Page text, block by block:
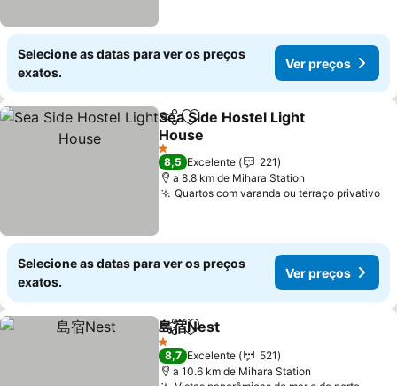
Selecione as datas para ver os preços
exatos.
Ver preços
PartilharAdicionar aos favoritos
Sea Side Hostel Light
House
Ver preços
1 Estrelas
8,5 Excelente
221
a 8.8 km de Mihara Station
Quartos com varanda ou terraço privativo
Selecione as datas para ver os preços
exatos.
Ver preços
PartilharAdicionar aos favoritos
島宿Nest
1 Estrelas
8,7 Excelente
521
a 10.6 km de Mihara Station